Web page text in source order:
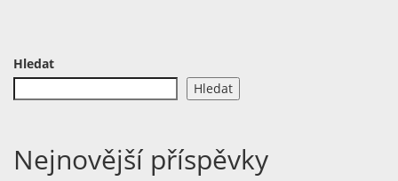
Hledat
Hledat
Nejnovější příspěvky